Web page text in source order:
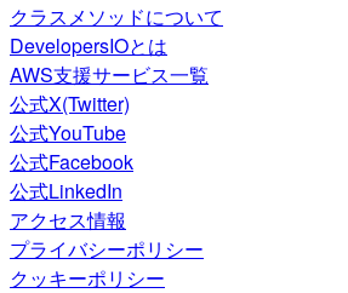
クラスメソッドについて
DevelopersIOとは
AWS支援サービス一覧
公式X(Twitter)
公式YouTube
公式Facebook
公式LinkedIn
アクセス情報
プライバシーポリシー
クッキーポリシー